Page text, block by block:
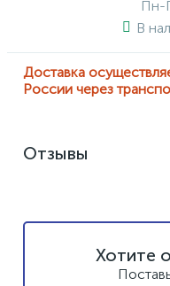
Пн-
В
Доставка
России через
Отзывы
Хотите